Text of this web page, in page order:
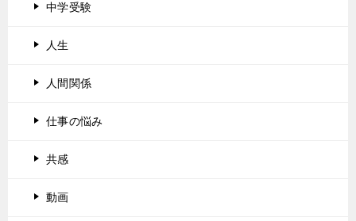
中学受験
人生
人間関係
仕事の悩み
共感
動画